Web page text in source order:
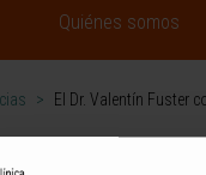
Quiénes somos
> El Dr. Valentín Fuster